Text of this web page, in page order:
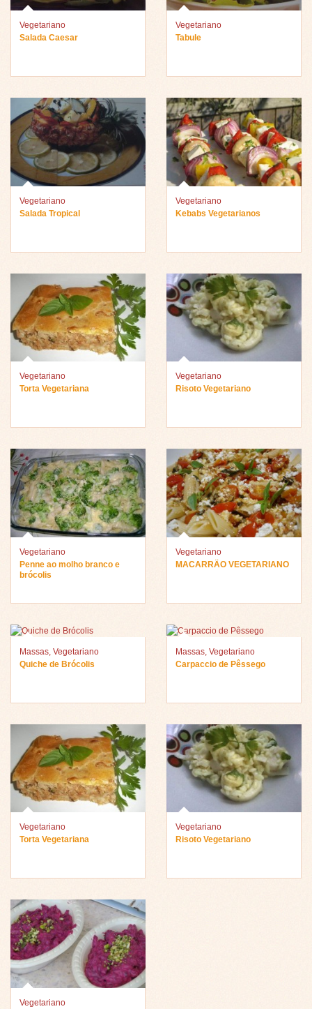
Vegetariano
Salada Caesar
Vegetariano
Tabule
Vegetariano
Salada Tropical
Vegetariano
Kebabs Vegetarianos
Vegetariano
Torta Vegetariana
Vegetariano
Risoto Vegetariano
Vegetariano
Penne ao molho branco e
brócolis
Vegetariano
MACARRÃO VEGETARIANO
Massas, Vegetariano
Quiche de Brócolis
Massas, Vegetariano
Carpaccio de Pêssego
Vegetariano
Torta Vegetariana
Vegetariano
Risoto Vegetariano
Vegetariano